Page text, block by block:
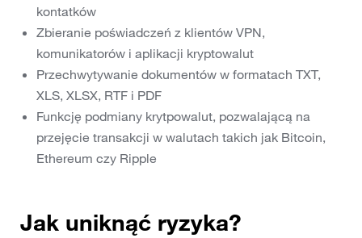
kontatków
Zbieranie poświadczeń z klientów VPN,
komunikatorów i aplikacji kryptowalut
Przechwytywanie dokumentów w formatach TXT,
XLS, XLSX, RTF i PDF
Funkcję podmiany krytpowalut, pozwalającą na
przejęcie transakcji w walutach takich jak Bitcoin,
Ethereum czy Ripple
Jak uniknąć ryzyka?